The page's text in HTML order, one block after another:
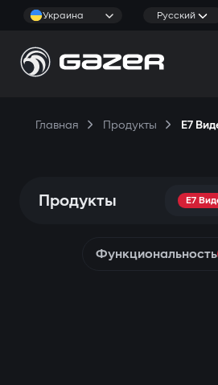
Украина Русский
Главная Продукты E7
Продукты E7
Функциональность